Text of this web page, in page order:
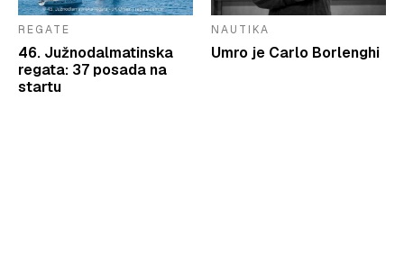
REGATE
46. Južnodalmatinska
regata: 37 posada na
startu
NAUTIKA
Umro je Carlo Borlenghi